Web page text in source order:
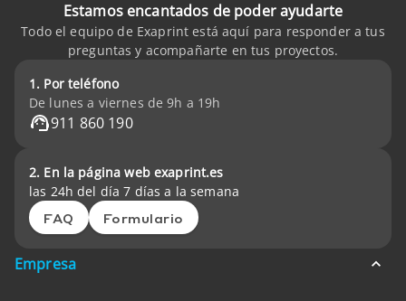
Estamos encantados de poder ayudarte
Todo el equipo de Exaprint está aquí para responder a tus
preguntas y acompañarte en tus proyectos.
1. Por teléfono
De lunes a viernes de 9h a 19h
911 860 190
2. En la página web exaprint.es
las 24h del día 7 días a la semana
FAQ Formulario
Empresa